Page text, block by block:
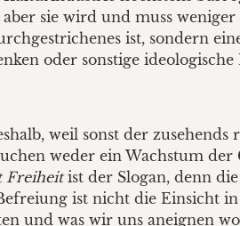
sie wird und muss weniger
ist, sondern
oder sonstige ideologische
weil sonst der zusehends
weder ein Wachstum der
Freiheitist der Slogan, denn
ist nicht die Einsicht
und was wir uns aneignen